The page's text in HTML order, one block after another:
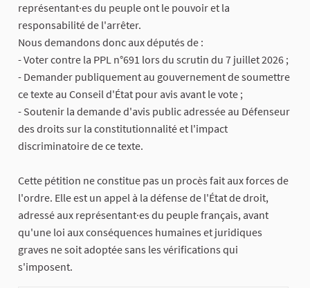
représentant·es du peuple ont le pouvoir et la
responsabilité de l'arrêter.
Nous demandons donc aux députés de :
- Voter contre la PPL n°691 lors du scrutin du 7 juillet 2026 ;
- Demander publiquement au gouvernement de soumettre
ce texte au Conseil d'État pour avis avant le vote ;
- Soutenir la demande d'avis public adressée au Défenseur
des droits sur la constitutionnalité et l'impact
discriminatoire de ce texte.
Cette pétition ne constitue pas un procès fait aux forces de
l'ordre. Elle est un appel à la défense de l'État de droit,
adressé aux représentant·es du peuple français, avant
qu'une loi aux conséquences humaines et juridiques
graves ne soit adoptée sans les vérifications qui
s'imposent.